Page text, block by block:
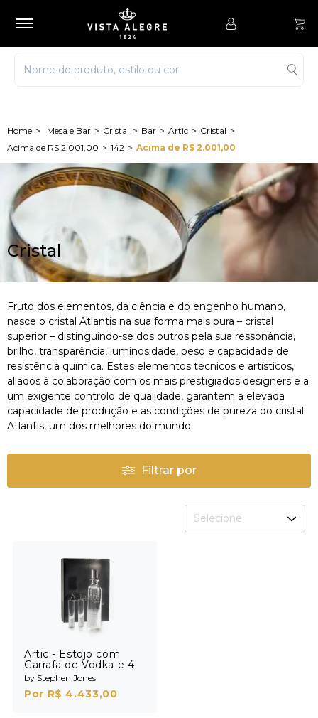
Mesa e Bar Cristal Bar Artic
Cristal
Acima de R$ 2.001,00
142 Acima de R$ 2.001,00
Cristal
Fruto dos elementos, da ciência e do engenho humano,
nasce o cristal Atlantis na sua forma mais pura – cristal
superior – distinguindo-se dos outros pela sua ressonância,
brilho, transparência, luminosidade, peso e capacidade de
resistência química. Estes elementos técnicos e artísticos,
aliados à colaboração com os mais prestigiados designers e a
um exigente controlo de qualidade, garantem a elevada
capacidade de produção e as condições de pureza do cristal
Atlantis, um dos melhores do mundo.
Filtrar por
Selecione
Artic - Estojo com
Garrafa de Vodka e 4
Shots
by Stephen Jones
Por R$ 4.433,00